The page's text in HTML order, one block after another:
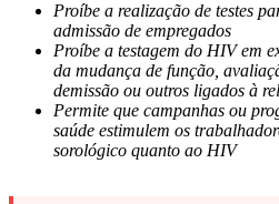
Proíbe a realização de testes
admissão de empregados
Proíbe a testagem do HIV em
da mudança de função,
demissão ou outros ligados à
Permite que campanhas ou
saúde estimulem os
sorológico quanto ao HIV